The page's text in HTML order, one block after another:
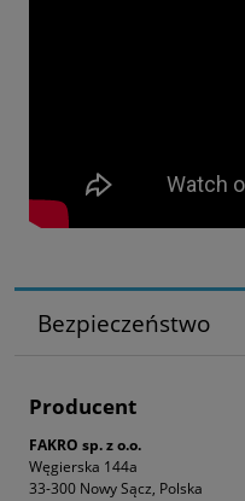
Bezpieczeństwo
Producent
FAKRO sp. z o.o.
Węgierska 144a
33-300 Nowy Sącz, Polska